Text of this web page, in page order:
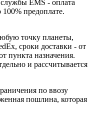
службы EMS - оплата
100% предоплате.
точку планеты,
сроки доставки - от
пункта назначения.
и рассчитывается
по ввозу
пошлина, которая